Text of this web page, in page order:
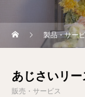
製品・サー
あじさいリー
販売・サービス